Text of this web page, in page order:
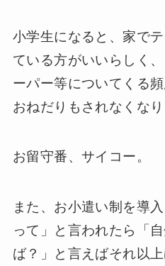
小学生になると、家で
ている方がいいらしく
ーパー等についてくる
おねだりもされなくなり
お留守番、サイコー。
また、お小遣い制を導
って」と言われたら「
ば？」と言えばそれ以